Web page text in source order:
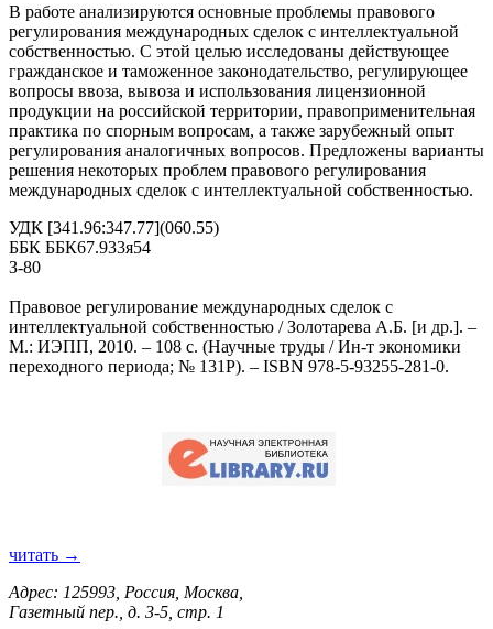
В работе анализируются основные проблемы правового
регулирования международных сделок с интеллектуальной
собственностью. С этой целью исследованы действующее
гражданское и таможенное законодательство, регулирующее
вопросы ввоза, вывоза и использования лицензионной
продукции на российской территории, правоприменительная
практика по спорным вопросам, а также зарубежный опыт
регулирования аналогичных вопросов. Предложены варианты
решения некоторых проблем правового регулирования
международных сделок с интеллектуальной собственностью.
УДК [341.96:347.77](060.55)
ББК ББК67.933я54
З-80
Правовое регулирование международных сделок с
интеллектуальной собственностью / Золотарева А.Б. [и др.]. –
М.: ИЭПП, 2010. – 108 с. (Научные труды / Ин-т экономики
переходного периода; № 131Р). – ISBN 978-5-93255-281-0.
читать →
Адрес: 125993, Россия, Москва,
Газетный пер., д. 3-5, стр. 1